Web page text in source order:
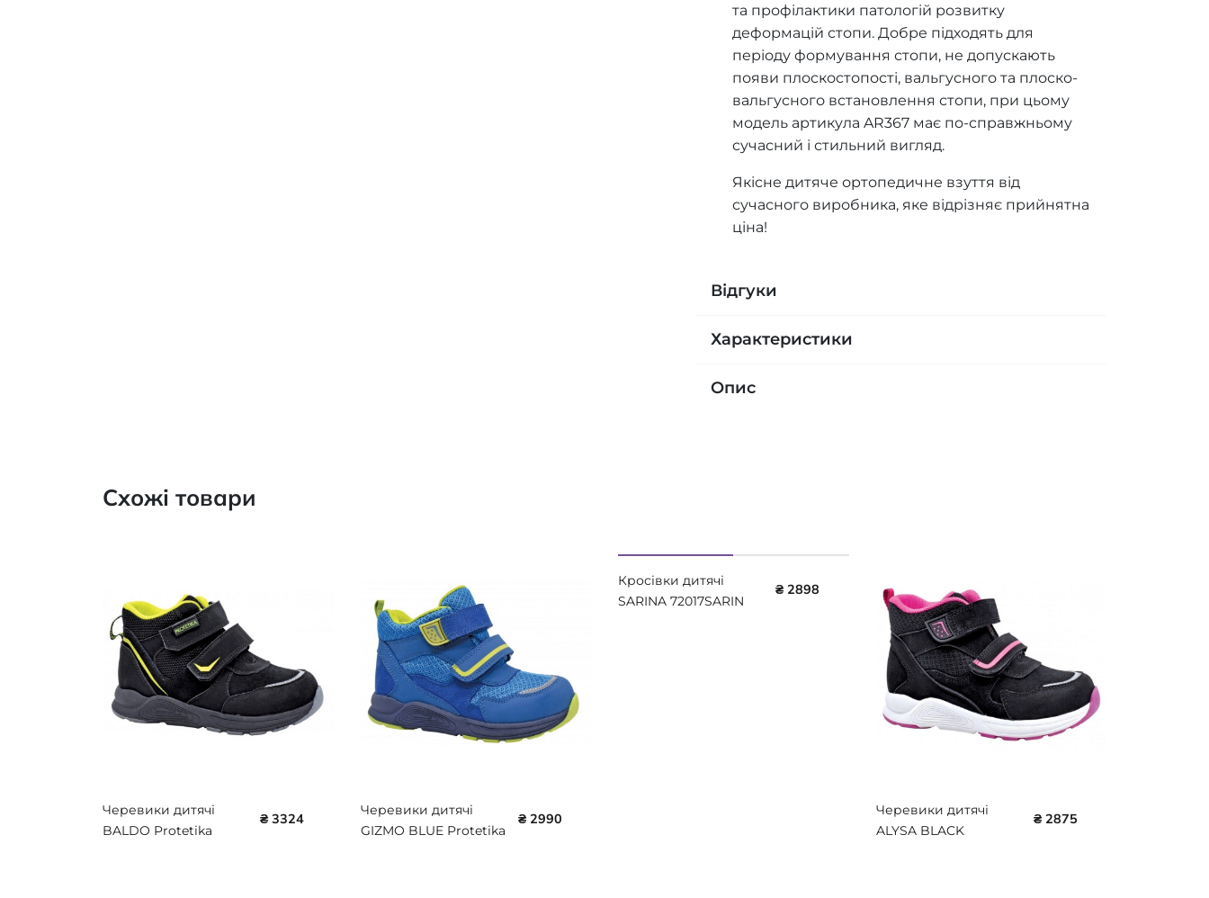
та профілактики патологій розвитку
деформацій стопи. Добре підходять для
періоду формування стопи, не допускають
появи плоскостопості, вальгусного та плоско-
вальгусного встановлення стопи, при цьому
модель артикула AR367 має по-справжньому
сучасний і стильний вигляд.
Якісне дитяче ортопедичне взуття від
сучасного виробника, яке відрізняє прийнятна
ціна!
Відгуки
Характеристики
Опис
Схожі товари
Черевики дитячі
BALDO Protetika
₴ 3324
Черевики дитячі
GIZMO BLUE Protetika
₴ 2990
Кросівки дитячі
SARINA 72017SARIN
₴ 2898
Черевики дитячі
ALYSA BLACK
₴ 2875